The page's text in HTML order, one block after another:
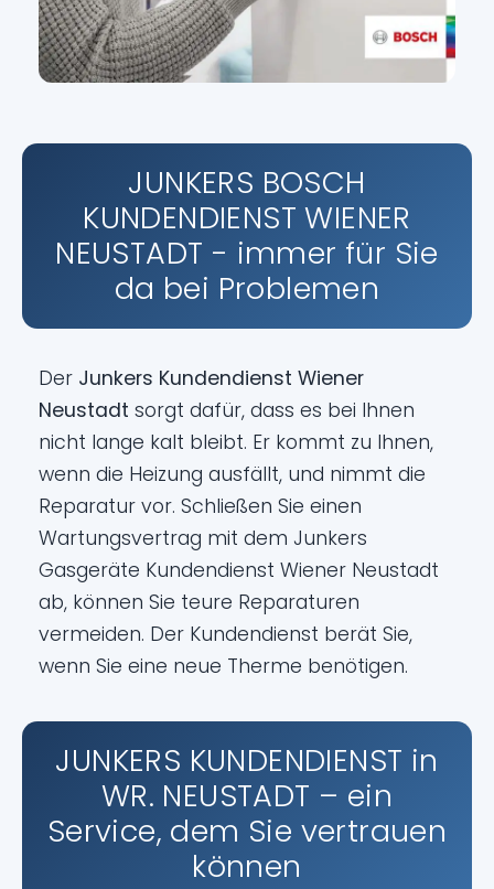
JUNKERS BOSCH
KUNDENDIENST WIENER
NEUSTADT - immer für Sie
da bei Problemen
Der Junkers Kundendienst Wiener
Neustadt sorgt dafür, dass es bei Ihnen
nicht lange kalt bleibt. Er kommt zu Ihnen,
wenn die Heizung ausfällt, und nimmt die
Reparatur vor. Schließen Sie einen
Wartungsvertrag mit dem Junkers
Gasgeräte Kundendienst Wiener Neustadt
ab, können Sie teure Reparaturen
vermeiden. Der Kundendienst berät Sie,
wenn Sie eine neue Therme benötigen.
JUNKERS KUNDENDIENST in
WR. NEUSTADT – ein
Service, dem Sie vertrauen
können